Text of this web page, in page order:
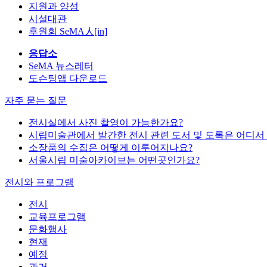
지원과 양성
시설대관
후원회 SeMA人[in]
응답소
SeMA 뉴스레터
도슨팅앱 다운로드
자주 묻는 질문
전시실에서 사진 촬영이 가능한가요?
시립미술관에서 발간한 전시 관련 도서 및 도록은 어디서
소장품의 수집은 어떻게 이루어지나요?
서울시립 미술아카이브는 어떤곳인가요?
전시와 프로그램
전시
교육프로그램
문화행사
현재
예정